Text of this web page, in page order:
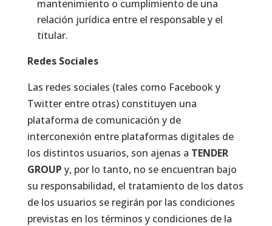
mantenimiento o cumplimiento de una
relación jurídica entre el responsable y el
titular.
Redes Sociales
Las redes sociales (tales como Facebook y
Twitter entre otras) constituyen una
plataforma de comunicación y de
interconexión entre plataformas digitales de
los distintos usuarios, son ajenas a TENDER
GROUP y, por lo tanto, no se encuentran bajo
su responsabilidad, el tratamiento de los datos
de los usuarios se regirán por las condiciones
previstas en los términos y condiciones de la